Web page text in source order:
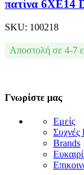
πατίνα 6XE14
SKU: 100218
Αποστολή σε 4-7
Γνωρίστε μας
Εμείς
Συχνές
Brands